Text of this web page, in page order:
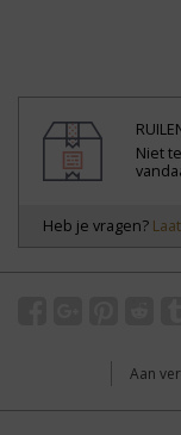
Niet
Heb je vragen?
Aan